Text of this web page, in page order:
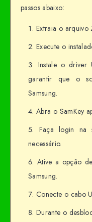
passos abaixo:
Extraia o arquivo
Execute o
Instale o driver
garantir que o
Samsung.
Abra o SamKey
Faça login na
necessário.
Ative a opção
Samsung.
Conecte o cabo
Durante o